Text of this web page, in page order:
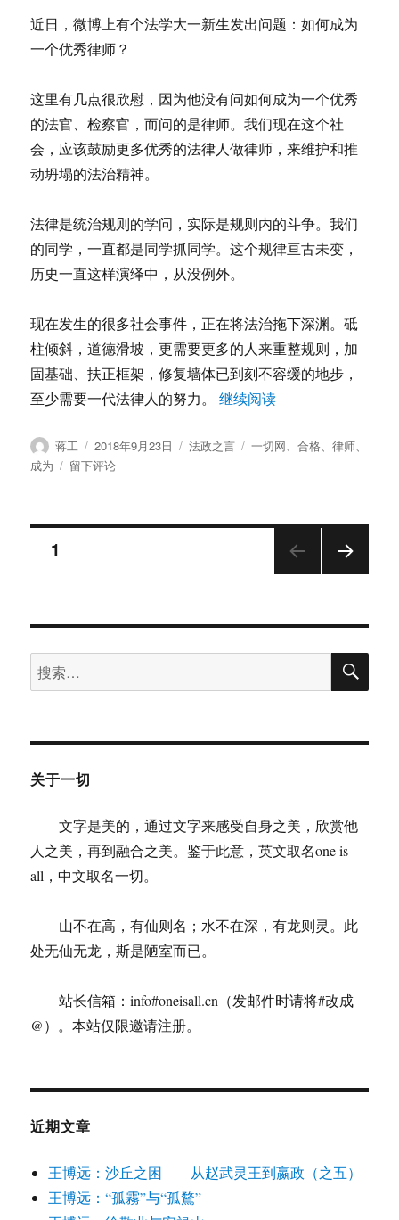
酿
芬
老
河
口
光
化
业
首
届
节
侧
记
近日，微博上有个法学大一新生发出问题：如何成为
一个优秀律师？
这里有几点很欣慰，因为他没有问如何成为一个优秀
的法官、检察官，而问的是律师。我们现在这个社
会，应该鼓励更多优秀的法律人做律师，来维护和推
动坍塌的法治精神。
法律是统治规则的学问，实际是规则内的斗争。我们
的同学，一直都是同学抓同学。这个规律亘古未变，
历史一直这样演绎中，从没例外。
现在发生的很多社会事件，正在将法治拖下深渊。砥
柱倾斜，道德滑坡，更需要更多的人来重整规则，加
固基础、扶正框架，修复墙体已到刻不容缓的地步，
至少需要一代法律人的努力。继续阅读“如何成为一个优
作
者
蒋工
发
布
2018年9月23日
分
法政之言
标
一切网 、合格 、律师
成为
于
的
律
留下评论
文
分
页
1
搜
索：
搜
关于一切
文字是美的，通过文字来感受自身之美，欣赏他
人之美，再到融合之美。鉴于此意，英文取名one is
all，中文取名一切。
山不在高，有仙则名；水不在深，有龙则灵。此
处无仙无龙，斯是陋室而已。
站长信箱：info#oneisall.cn（发邮件时请将#改成
@）。本站仅限邀请注册。
近期文章
王博远：沙丘之困——从赵武灵王到嬴政（之五）
王博远：“孤霧”与“孤鶩”